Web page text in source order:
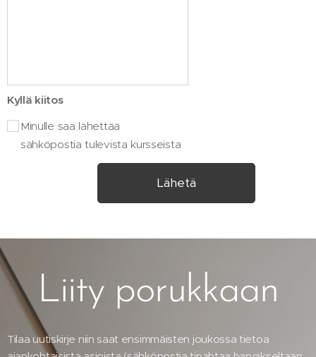
Kyllä kiitos
Minulle saa lähettää
sähköpostia tulevista kursseista
Lähetä
Liity porukkaan
Tilaa uutiskirje niin saat ensimmäisten joukossa tietoa